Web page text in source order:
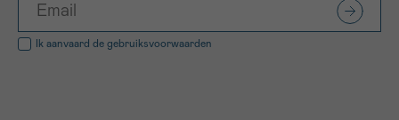
Ik aanvaard de gebruiksvoorwaarden